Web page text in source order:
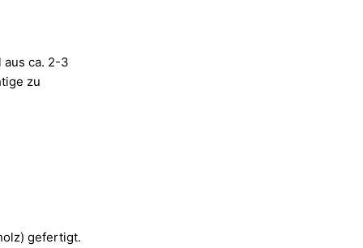
aus ca. 2-3
zu
gefertigt.